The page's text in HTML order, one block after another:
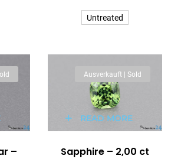
Untreated
–
Ausverkauft | Sold
READ MORE
Sapphire – 2,00 ct